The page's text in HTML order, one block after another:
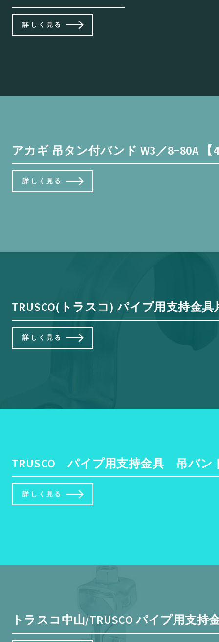
詳しく見る
アカギ 吊タン付バンド W3／8−80A 【
詳しく見る
TRUSCO(トラスコ) パイプ用支持金具
詳しく見る
TRUSCO パイプ用支持金具 吊バ
詳しく見る
トラスコ中山/TRUSCO パイプ用支持